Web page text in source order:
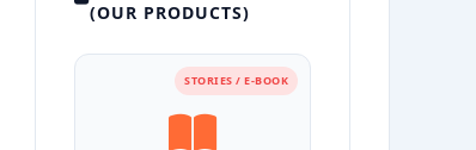
(OUR PRODUCTS)
STORIES / E-BOOK